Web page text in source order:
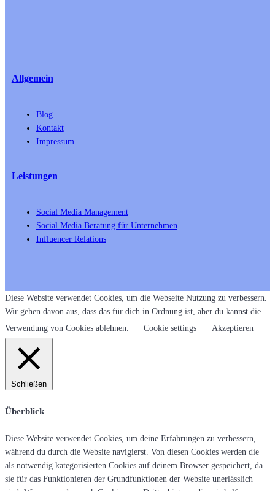
Allgemein
Blog
Kontakt
Impressum
Leistungen
Social Media Management
Social Media Beratung für Unternehmen
Influencer Relations
Diese Website verwendet Cookies, um die Webseite Nutzung zu verbessern.
Wir gehen davon aus, dass das für dich in Ordnung ist, aber du kannst die
Verwendung von Cookies ablehnen.
Cookie settings Akzeptieren
Schließen
Überblick
Diese Website verwendet Cookies, um deine Erfahrungen zu verbessern,
während du durch die Website navigierst. Von diesen Cookies werden die
als notwendig kategorisierten Cookies auf deinem Browser gespeichert, da
sie für das Funktionieren der Grundfunktionen der Website unerlässlich